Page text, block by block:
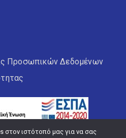
Προσωπικών Δεδομένων
στον ιστότοπό μας για να σας